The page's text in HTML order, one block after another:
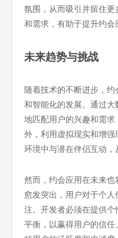
氛围，从而吸引并留住
和需求，有助于提升约会
未来趋势与挑战
随着技术的不断进步，
和智能化的发展。通过
地匹配用户的兴趣和需
外，利用虚拟现实和增
环境中与潜在伴侣互动，
然而，约会应用在未来
愈发突出，用户对于个
注。开发者必须在提供
平衡，以赢得用户的信